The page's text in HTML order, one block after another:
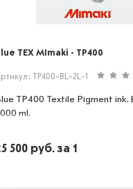
TEX MImaki - TP400
TP400-BL-2L-1
TP400 Textile Pigment ink.
ml.
500 руб.за 1